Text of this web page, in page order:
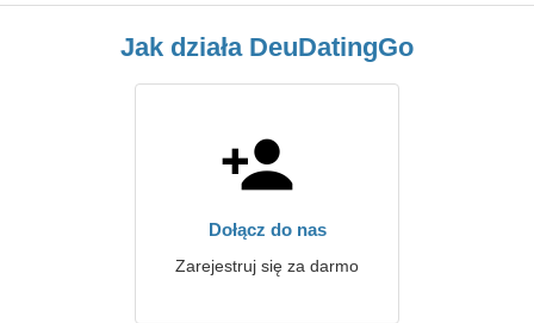
Jak działa DeuDatingGo
Dołącz do nas
Zarejestruj się za darmo